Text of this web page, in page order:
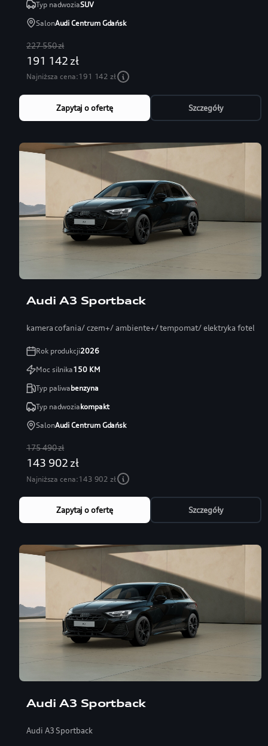
Typ nadwoziaSUV
SalonAudi Centrum Gdańsk
227 550 zł
191 142 zł
Najniższa cena:191 142 zł
Zapytaj o ofertę Szczegóły
Audi A3 Sportback
kamera cofania/ czern+/ ambiente+/ tempomat/ elektryka fotel
Rok produkcji2026
Moc silnika150KM
Typ paliwabenzyna
Typ nadwoziakompakt
SalonAudi Centrum Gdańsk
175 490 zł
143 902 zł
Najniższa cena:143 902 zł
Zapytaj o ofertę Szczegóły
Audi A3 Sportback
Audi A3 Sportback